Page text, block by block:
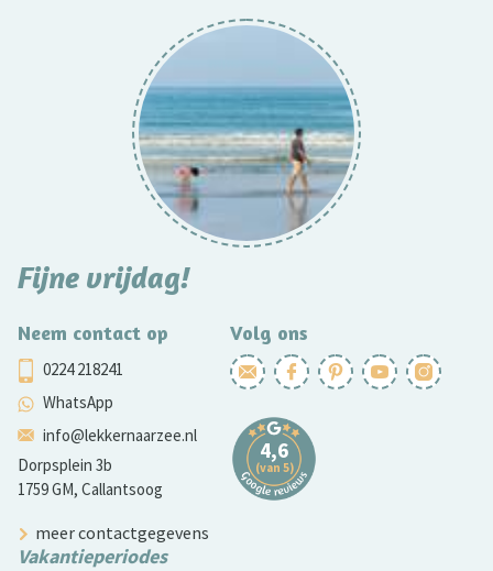
Fijne vrijdag!
Neem contact op
0224 218241
WhatsApp
info@lekkernaarzee.nl
Dorpsplein 3b
1759 GM, Callantsoog
Volg ons
meer contactgegevens
Vakantieperiodes